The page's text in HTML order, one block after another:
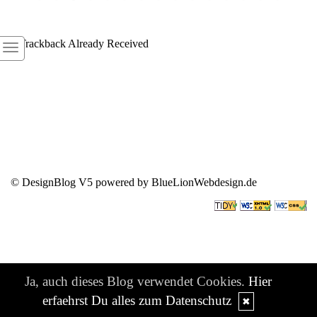
1 Trackback Already Received
© DesignBlog V5 powered by BlueLionWebdesign.de
Ja, auch dieses Blog verwendet Cookies. Hier
erfaehrst Du alles zum Datenschutz
✖